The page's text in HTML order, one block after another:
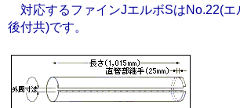
対応するファインJエルボSはNo.22(エ
後付共)です。